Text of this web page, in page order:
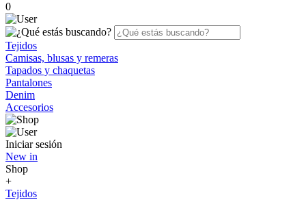
0
Tejidos
Camisas, blusas y remeras
Tapados y chaquetas
Pantalones
Denim
Accesorios
Iniciar sesión
New in
Shop
+
Tejidos